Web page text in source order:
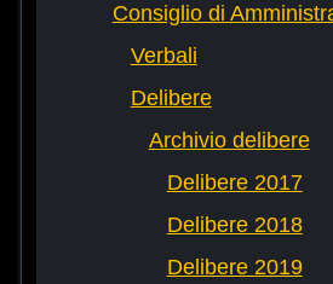
Consiglio di
Verbali
Delibere
Archivio delibere
Delibere 2017
Delibere 2018
Delibere 2019